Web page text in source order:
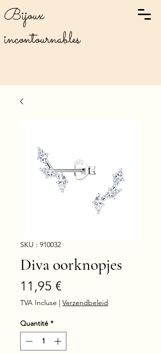
Bijoux
incontournables
SKU : 910032
Diva oorknopjes
11,95 €Prix
TVA Incluse | Verzendbeleid
Quantité *